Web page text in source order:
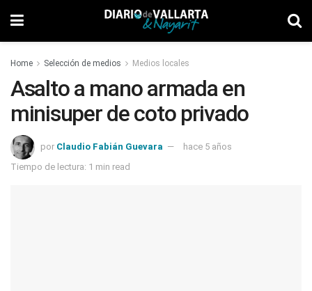
Home Selección de medios Medios locales
Asalto a mano armada en
minisuper de coto privado
por Claudio Fabián Guevara
hace 5 años
Tiempo de lectura: 1 min read